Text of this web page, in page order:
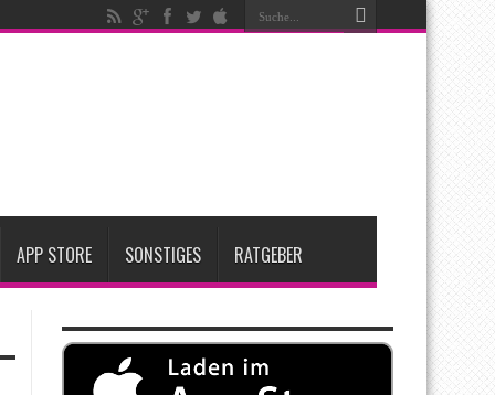
APP STORE SONSTIGES RATGEBER